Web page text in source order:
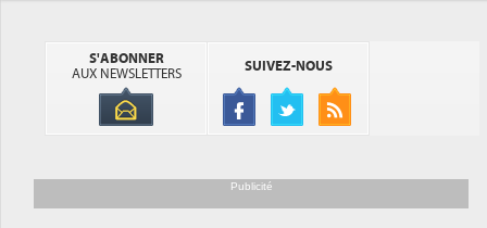
S'ABONNER
AUX NEWSLETTERS
SUIVEZ-NOUS
Publicité